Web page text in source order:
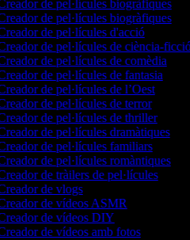
de pel·lícules biogràfiques
de pel·lícules biogràfiques
de pel·lícules d'acció
de pel·lícules de ciència-ficció
de pel·lícules de comèdia
de pel·lícules de fantasia
de pel·lícules de l’Oest
de pel·lícules de terror
de pel·lícules de thriller
de pel·lícules dramàtiques
de pel·lícules familiars
de pel·lícules romàntiques
de tràilers de pel·lícules
de vlogs
de vídeos ASMR
de vídeos DIY
de vídeos amb fotos